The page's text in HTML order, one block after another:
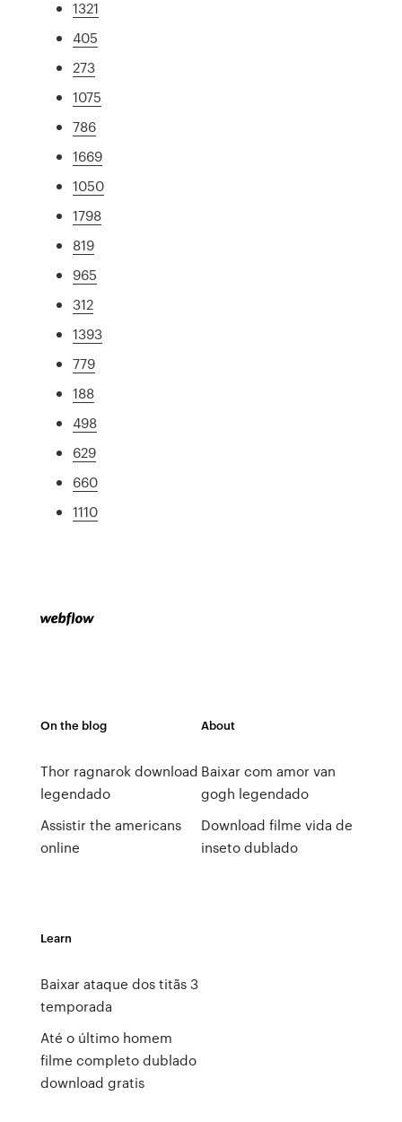
1321
405
273
1075
786
1669
1050
1798
819
965
312
1393
779
188
498
629
660
1110
On the blog
Thor ragnarok download
legendado
Assistir the americans
online
About
Baixar com amor van
gogh legendado
Download filme vida de
inseto dublado
Learn
Baixar ataque dos titãs 3
temporada
Até o último homem
filme completo dublado
download gratis